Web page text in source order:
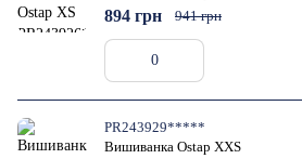
894 грн 941 грн
PR243929*****
Вишиванка Ostap XXS